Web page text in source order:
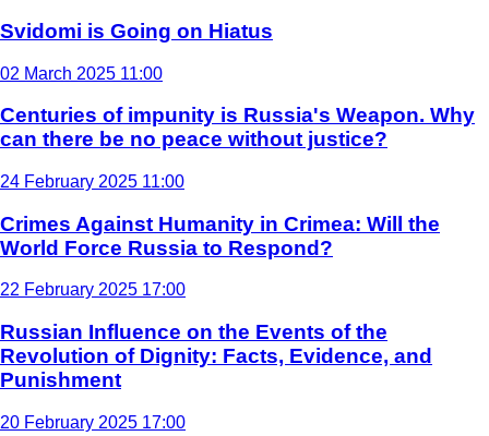
Svidomi is Going on Hiatus
02 March 2025 11:00
Centuries of impunity is Russia's Weapon. Why
can there be no peace without justice?
24 February 2025 11:00
Crimes Against Humanity in Crimea: Will the
World Force Russia to Respond?
22 February 2025 17:00
Russian Influence on the Events of the
Revolution of Dignity: Facts, Evidence, and
Punishment
20 February 2025 17:00